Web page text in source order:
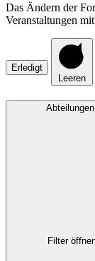
Das Ändern der
Veranstaltungen
Erledigt
Leeren
Abteilungen
Filter